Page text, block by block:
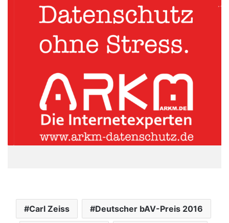
Carl Zeiss Deutscher bAV-Preis 2016